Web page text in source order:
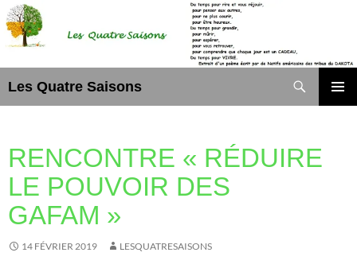
Aller
au
contenu
Les Quatre Saisons
RENCONTRE « RÉDUIRE
LE POUVOIR DES
GAFAM »
14 FÉVRIER 2019 LESQUATRESAISONS